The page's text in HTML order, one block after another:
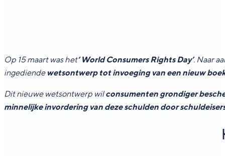
Op 15 maart was het‘ World Consumers Rights Day’. Naar
ingediende wetsontwerp tot invoeging van een nieuw
Dit nieuwe wetsontwerp wilconsumenten grondiger
minnelijke invordering van deze schulden door